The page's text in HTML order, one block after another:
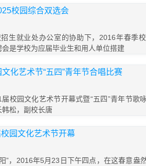
校园综合双选会
生就业处办公室的协助下，2016年春季
会是学校为应届毕业生和用人单位搭建
化艺术节“五四”青年节合唱比赛
校园文化艺术节开幕式暨“五四”青年节歌
松，副校长唐
园文化艺术节开幕
”，2016年5月23日下午四点，在这春意盎